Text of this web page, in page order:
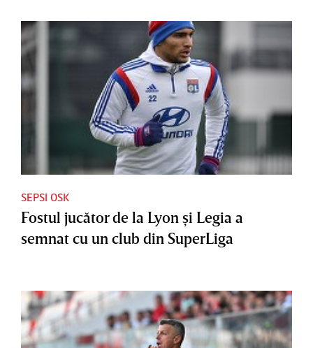
SEPSI OSK
Fostul jucător de la Lyon şi Legia a
semnat cu un club din SuperLiga